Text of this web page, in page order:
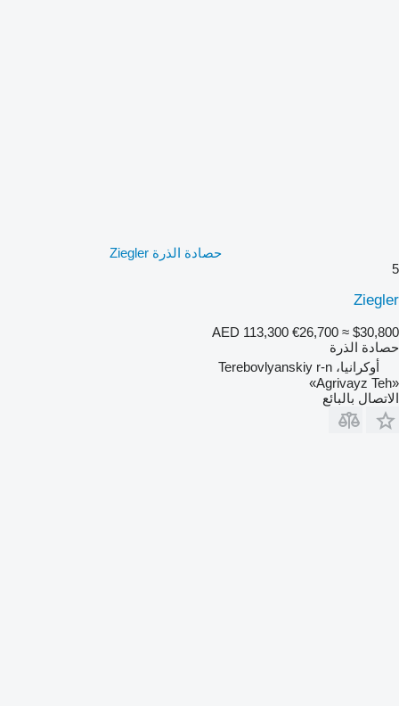
حصادة الذرة Ziegler
5
Ziegler
AED 113,300 €26,700 ≈ $30,800
حصادة الذرة
أوكرانيا، Terebovlyanskiy r-n
«Agrivayz Teh»
الاتصال بالبائع